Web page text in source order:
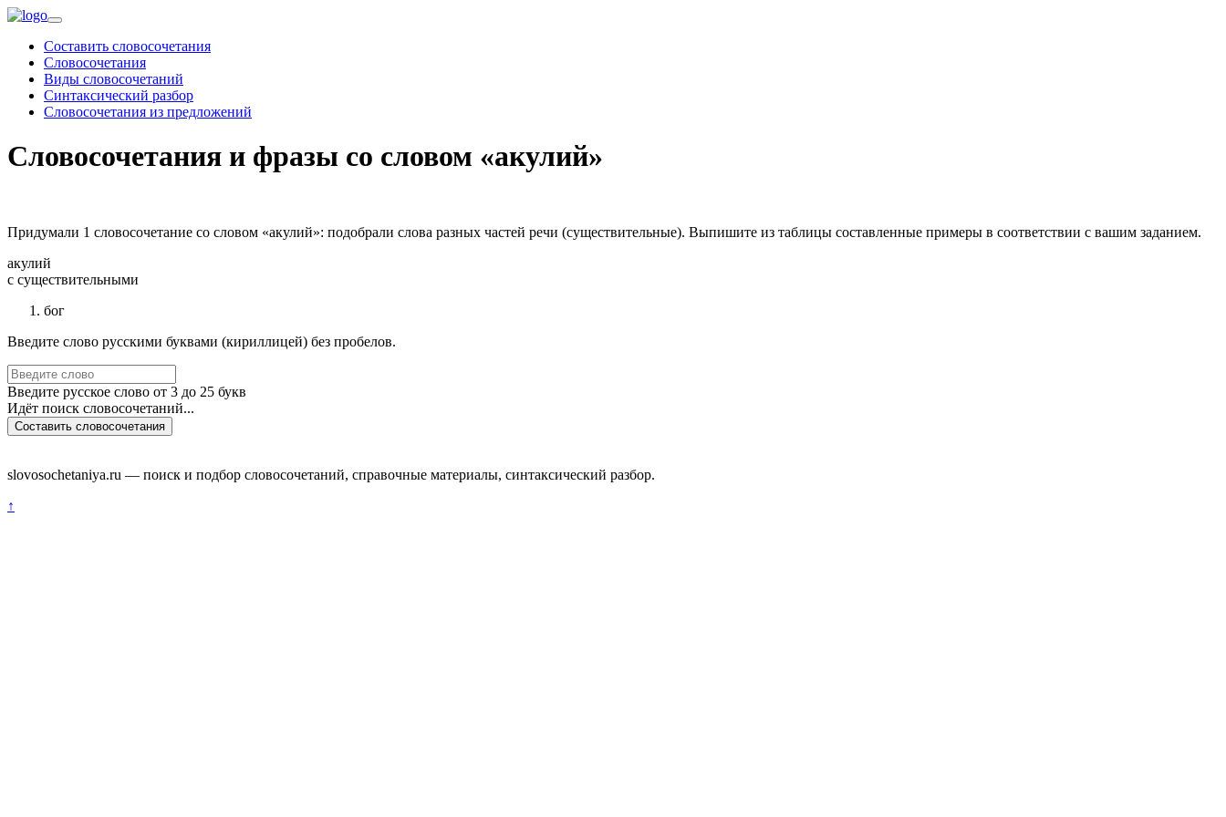
Составить словосочетания
Словосочетания
Виды словосочетаний
Синтаксический разбор
Словосочетания из предложений
Словосочетания и фразы со словом «акулий»
Придумали 1 словосочетание со словом «акулий»: подобрали слова разных частей речи (существительные). Выпишите из таблицы составленные примеры в соответствии с вашим заданием.
акулий
c существительными
бог
Введите слово русскими буквами (кириллицей) без пробелов.
Введите русское слово от 3 до 25 букв
Идёт поиск словосочетаний...
Составить словосочетания
slovosochetaniya.ru — поиск и подбор словосочетаний, справочные материалы, синтаксический разбор.
↑